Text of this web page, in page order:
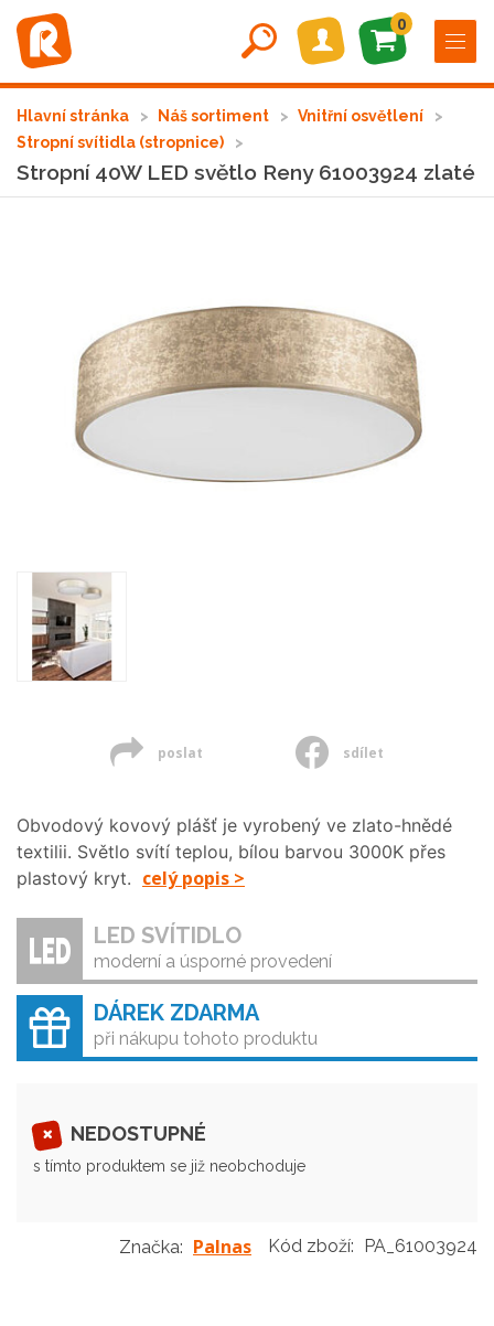
0
Hlavní stránka Náš sortiment
Vnitřní osvětlení
Stropní svítidla (stropnice)
Stropní 40W LED světlo Reny 61003924 zlaté
poslat sdílet
Obvodový kovový plášť je vyrobený ve zlato-hnědé
textilii. Světlo svítí teplou, bílou barvou 3000K přes
plastový kryt. celý popis >
LED SVÍTIDLO
moderní a úsporné provedení
DÁREK ZDARMA
při nákupu tohoto produktu
NEDOSTUPNÉ
s tímto produktem se již neobchoduje
Značka: Palnas Kód zboží: PA_61003924